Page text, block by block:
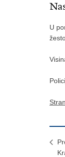
U